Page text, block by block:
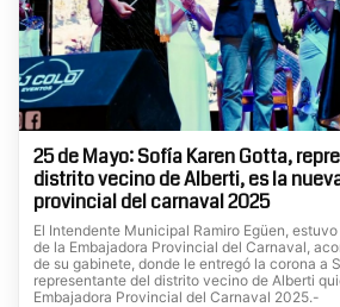
25 de Mayo: Sofía Karen Gotta,
distrito vecino de Alberti, es la
provincial del carnaval 2025
El Intendente Municipal Ramiro Egüen,
de la Embajadora Provincial del Carnaval,
de su gabinete, donde le entregó la corona a
representante del distrito vecino de Alberti
Embajadora Provincial del Carnaval 2025.-